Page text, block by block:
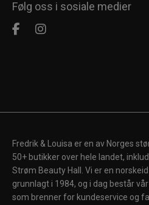
Følg oss i sosiale medier
Fredrik & Louisa er en av Norges
50+ butikker over hele landet,
Strøm Beauty Hall. Vi er en
grunnlagt i 1984, og i dag består
som brenner for kundeservice og